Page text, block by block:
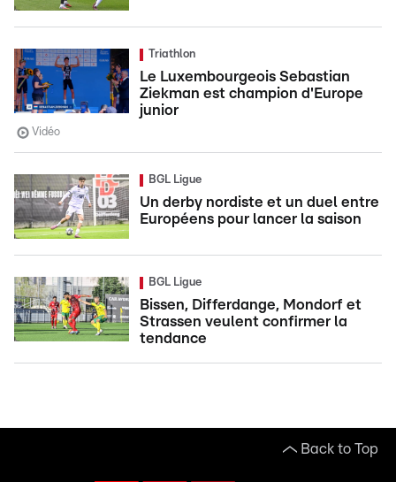
Triathlon
Le Luxembourgeois Sebastian
Ziekman est champion d'Europe
junior
Vidéo
BGL Ligue
Un derby nordiste et un duel entre
Européens pour lancer la saison
BGL Ligue
Bissen, Differdange, Mondorf et
Strassen veulent confirmer la
tendance
Back to Top